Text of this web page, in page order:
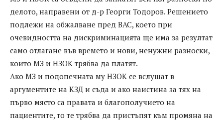
делото, направени от д-р Георги Тодоров. Решението
подлежи на обжалване пред ВАС, което при
очевидността на дискриминацията ще има за резултат
само отлагане във времето и нови, ненужни разноски,
които МЗ и НЗОК трябва да платят.
Ако МЗ и подопечната му НЗОК се вслушат в
аргументите на КЗД и съда и ако наистина за тях на
първо място са правата и благополучието на
пациентите, то те трябва да пристъпят към промяна на